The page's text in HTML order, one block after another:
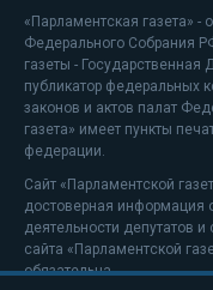
«Парламентская газета»
Федерального Собрания
газеты -
публикатор федеральных
законов и актов палат
газета» имеет пункты
федерации.
Сайт «Парламентской
достоверная информация
деятельности депутатов
сайта «Парламентской
обязательна.